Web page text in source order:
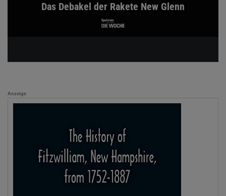
Das Debakel der Rakete New Glenn
Anzeige